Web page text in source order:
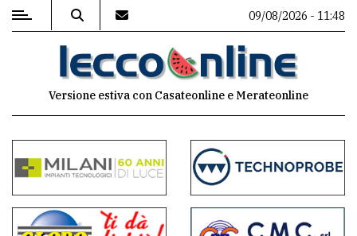
MENU
commenti
Contenuti
del
09/08/2026 - 11:48
Versione estiva con Casateonline e Merateonline